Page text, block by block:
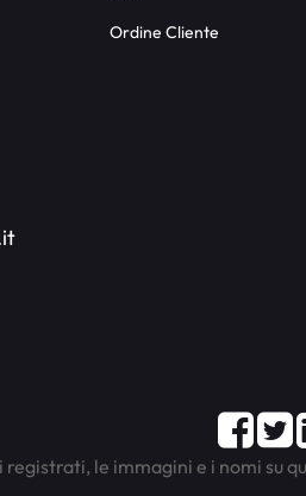
Ordine Cliente
registrati, le immagini e i nomi su